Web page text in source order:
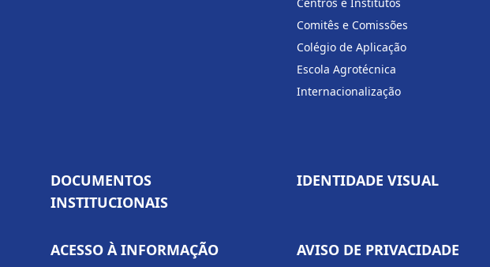
Comitês e Comissões
Colégio de Aplicação
Escola Agrotécnica
Internacionalização
DOCUMENTOS
INSTITUCIONAIS
IDENTIDADE VISUAL
ACESSO À INFORMAÇÃO AVISO DE PRIVACIDADE